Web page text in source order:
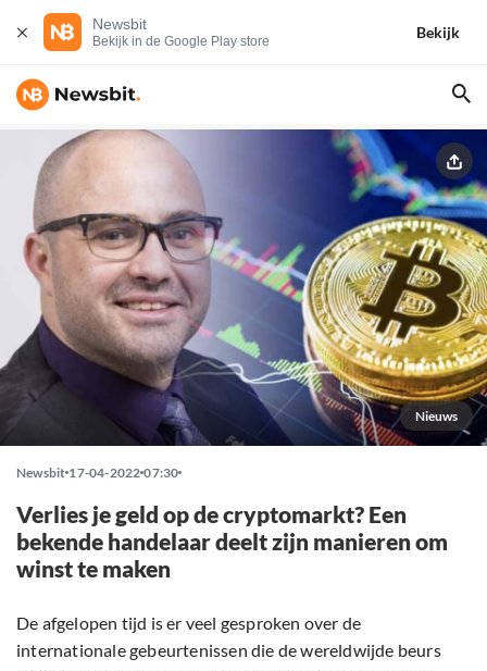
Newsbit
Bekijk in de Google Play store
Bekijk
Nieuws
Newsbit 17-04-2022 07:30
Verlies je geld op de cryptomarkt? Een
bekende handelaar deelt zijn manieren om
winst te maken
De afgelopen tijd is er veel gesproken over de
internationale gebeurtenissen die de wereldwijde beurs